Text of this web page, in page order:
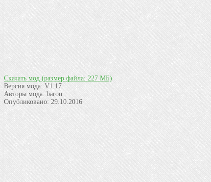
Скачать мод (размер файла: 227 МБ)
Версия мода: V1.17
Авторы мода: baron
Опубликовано: 29.10.2016